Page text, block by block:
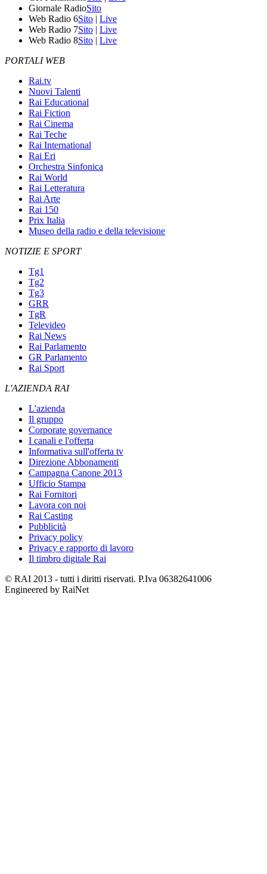
Giornale RadioSito
Web Radio 6Sito | Live
Web Radio 7Sito | Live
Web Radio 8Sito | Live
PORTALI WEB
Rai.tv
Nuovi Talenti
Rai Educational
Rai Fiction
Rai Cinema
Rai Teche
Rai International
Rai Eri
Orchestra Sinfonica
Rai World
Rai Letteratura
Rai Arte
Rai 150
Prix Italia
Museo della radio e della televisione
NOTIZIE E SPORT
Tg1
Tg2
Tg3
GRR
TgR
Televideo
Rai News
Rai Parlamento
GR Parlamento
Rai Sport
L'AZIENDA RAI
L'azienda
Il gruppo
Corporate governance
I canali e l'offerta
Informativa sull'offerta tv
Direzione Abbonamenti
Campagna Canone 2013
Ufficio Stampa
Rai Fornitori
Lavora con noi
Rai Casting
Pubblicità
Privacy policy
Privacy e rapporto di lavoro
Il timbro digitale Rai
© RAI 2013 - tutti i diritti riservati. P.Iva 06382641006
Engineered by RaiNet